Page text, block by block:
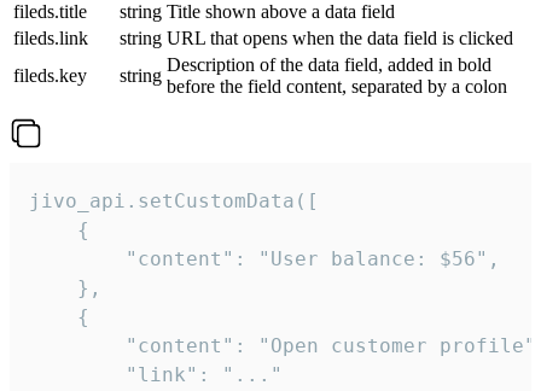
fileds.title
string Title shown above a data field
fileds.link
string URL that opens when the data field is clicked
fileds.key
string
Description of the data field, added in bold
before the field content, separated by a colon
jivo_api.setCustomData([
    {
        "content": "User balance: $56",
    },
    {
"content": "Open customer
        "link": "..."